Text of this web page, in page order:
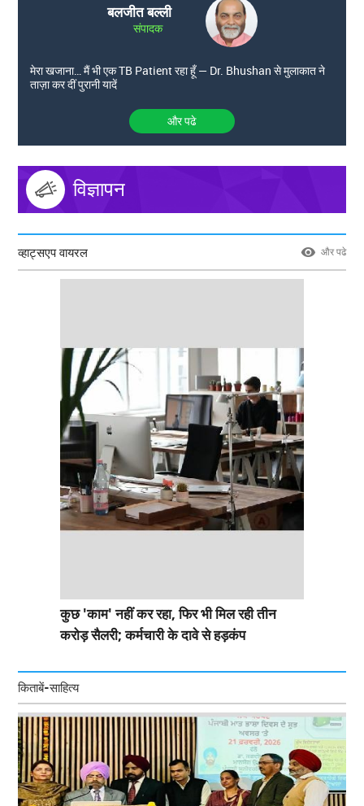
बलजीत बल्ली
संपादक
मेरा खजाना… मैं भी एक TB Patient रहा हूँ — Dr. Bhushan से मुलाकात ने
ताज़ा कर दीं पुरानी यादें
और पढे
विज्ञापन
व्हाट्सएप वायरल और पढे
कुछ 'काम' नहीं कर रहा, फिर भी मिल रही तीन
करोड़ सैलरी; कर्मचारी के दावे से हड़कंप
किताबें-साहित्य